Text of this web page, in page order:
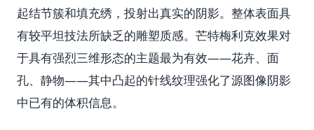
起结节簇和填充绣，投射出真实的阴影。整体表面具
有较平坦技法所缺乏的雕塑质感。芒特梅利克效果对
于具有强烈三维形态的主题最为有效——花卉、面
孔、静物——其中凸起的针线纹理强化了源图像阴影
中已有的体积信息。